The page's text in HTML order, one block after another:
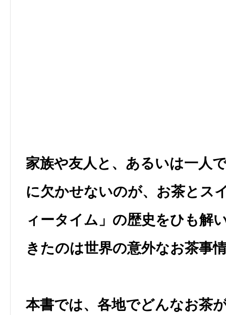
家族や友人と、あるいは一人
に欠かせないのが、お茶とス
ィータイム」の歴史をひも解
きたのは世界の意外なお茶事
本書では、各地でどんなお茶